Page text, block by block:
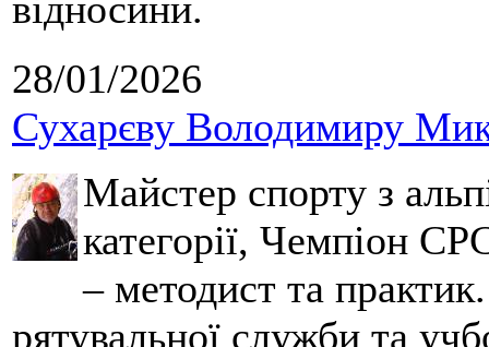
28/01/2026
Сухарєву Володимиру
Майстер спорту з
категорії, Чемпіон
– методист та
рятувальної служби та